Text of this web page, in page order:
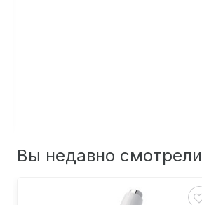
Вы недавно смотрели